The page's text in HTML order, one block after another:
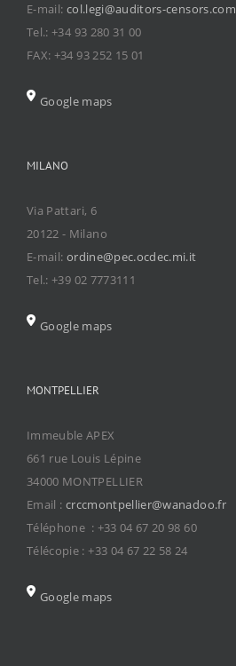
E-mail: col.legi@auditors-censors.com
Tel.: +34 93 280 31 00
FAX: +34 93 252 15 01
Google maps
MILANO
Via Pattari, 6
20122 - Milano
E-mail: ordine@pec.ocdec.mi.it
Tel.: +39 02 7773111
Google maps
MONTPELLIER
Immeuble APEX
661 rue Louis Lépine
34000 MONTPELLIER
Email : crccmontpellier@wanadoo.fr
Téléphone : +33 04 67 20 98 60
Télécopie : +33 04 67 22 58 24
Google maps